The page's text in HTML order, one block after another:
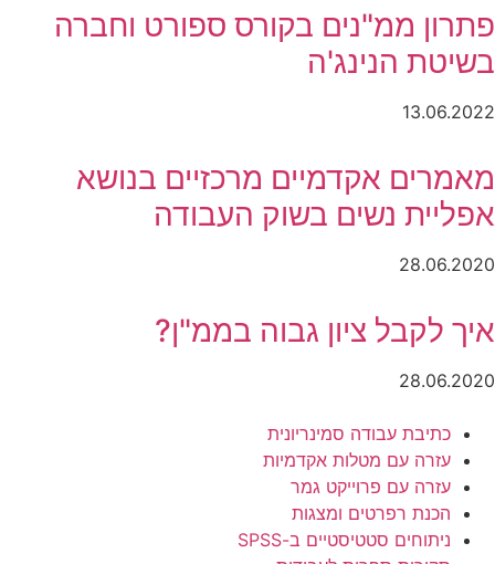
פתרון ממ"נים בקורס ספורט וחברה
בשיטת הנינג'ה
13.06.2022
מאמרים אקדמיים מרכזיים בנושא
אפליית נשים בשוק העבודה
28.06.2020
איך לקבל ציון גבוה בממ"ן?
28.06.2020
כתיבת עבודה סמינריונית
עזרה עם מטלות אקדמיות
עזרה עם פרוייקט גמר
הכנת רפרטים ומצגות
ניתוחים סטטיסטיים ב-SPSS